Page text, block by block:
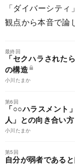
「ダイバーシテ
観点から本音で論
最終回
「セクハラされた
の構造
小川たまか
第6回
「○○ハラスメント
人」との向き合い方
小川たまか
第5回
自分が弱者である